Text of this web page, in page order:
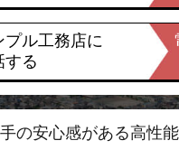
プル工務店に
する
の安心感がある高性